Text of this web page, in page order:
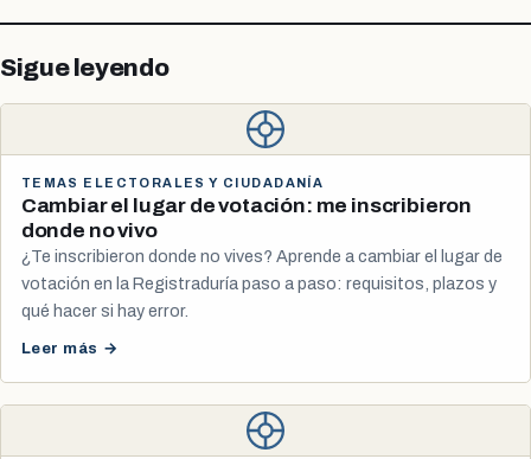
Sigue leyendo
TEMAS ELECTORALES Y CIUDADANÍA
Cambiar el lugar de votación: me inscribieron
donde no vivo
¿Te inscribieron donde no vives? Aprende a cambiar el lugar de
votación en la Registraduría paso a paso: requisitos, plazos y
qué hacer si hay error.
Leer más →